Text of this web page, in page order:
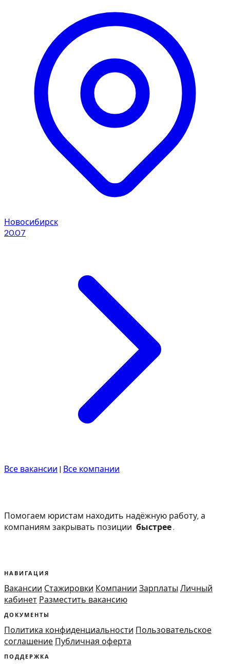
Новосибирск
20.07
Все вакансии | Все компании
Помогаем юристам находить надёжную работу, а
компаниям закрывать позиции быстрее.
НАВИГАЦИЯ
Вакансии Стажировки Компании Зарплаты Личный
кабинет Разместить вакансию
ДОКУМЕНТЫ
Политика конфиденциальности Пользовательское
соглашение Публичная оферта
ПОДДЕРЖКА